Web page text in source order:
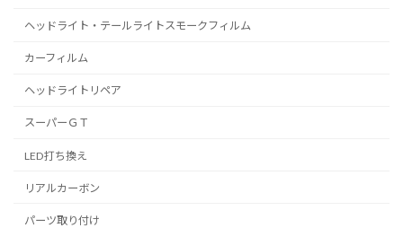
ヘッドライト・テールライトスモークフィルム
カーフィルム
ヘッドライトリペア
スーパーＧＴ
LED打ち換え
リアルカーボン
パーツ取り付け